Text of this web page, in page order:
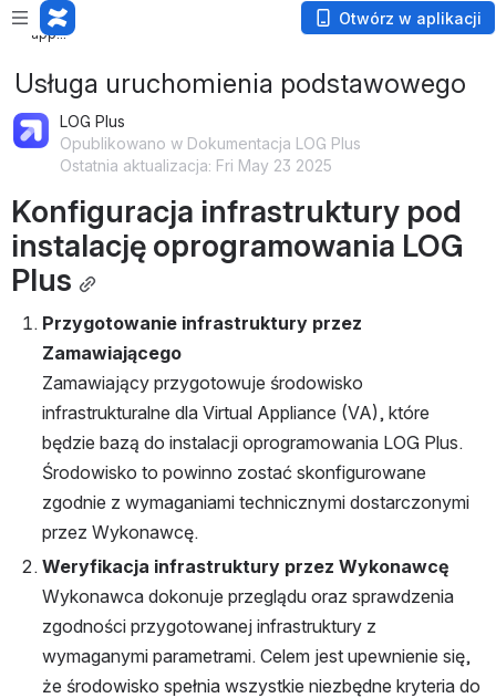
Loading
app...
Otwórz w aplikacji
Usługa uruchomienia podstawowego
LOG Plus
Opublikowano w Dokumentacja LOG Plus
Ostatnia aktualizacja: Fri May 23 2025
Konfiguracja infrastruktury pod
instalację oprogramowania LOG
Plus
Przygotowanie infrastruktury przez
Zamawiającego
Zamawiający przygotowuje środowisko
infrastrukturalne dla Virtual Appliance (VA), które
będzie bazą do instalacji oprogramowania LOG Plus.
Środowisko to powinno zostać skonfigurowane
zgodnie z wymaganiami technicznymi dostarczonymi
przez Wykonawcę.
Weryfikacja infrastruktury przez Wykonawcę
Wykonawca dokonuje przeglądu oraz sprawdzenia
zgodności przygotowanej infrastruktury z
wymaganymi parametrami. Celem jest upewnienie się,
że środowisko spełnia wszystkie niezbędne kryteria do